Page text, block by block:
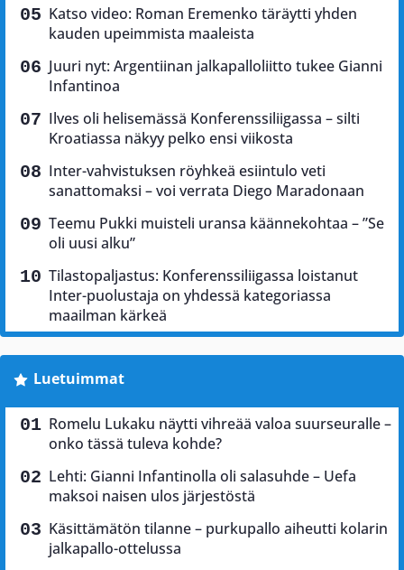
Katso video: Roman Eremenko täräytti yhden
kauden upeimmista maaleista
Juuri nyt: Argentiinan jalkapalloliitto tukee Gianni
Infantinoa
Ilves oli helisemässä Konferenssiliigassa – silti
Kroatiassa näkyy pelko ensi viikosta
Inter-vahvistuksen röyhkeä esiintulo veti
sanattomaksi – voi verrata Diego Maradonaan
Teemu Pukki muisteli uransa käännekohtaa – ”Se
oli uusi alku”
Tilastopaljastus: Konferenssiliigassa loistanut
Inter-puolustaja on yhdessä kategoriassa
maailman kärkeä
Luetuimmat
Romelu Lukaku näytti vihreää valoa suurseuralle –
onko tässä tuleva kohde?
Lehti: Gianni Infantinolla oli salasuhde – Uefa
maksoi naisen ulos järjestöstä
Käsittämätön tilanne – purkupallo aiheutti kolarin
jalkapallo-ottelussa